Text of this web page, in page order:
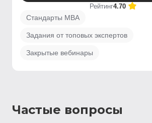
Рейтинг4.70
Стандарты MBA
Задания от топовых экспертов
Закрытые вебинары
Частые вопросы